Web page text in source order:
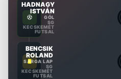
HADNAGY
ISTVÁN
GÓL
SG
KECSKEMÉT
FUTSAL
BENCSIK
ROLAND
SÁRGA LAP
SG
KECSKEMÉT
FUTSAL